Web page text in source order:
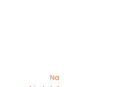
Na